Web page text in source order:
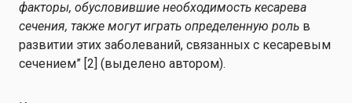
факторы, обусловившие необходимость кесарева
сечения, также могут играть определенную роль в
развитии этих заболеваний, связанных с кесаревым
сечением” [2] (выделено автором).